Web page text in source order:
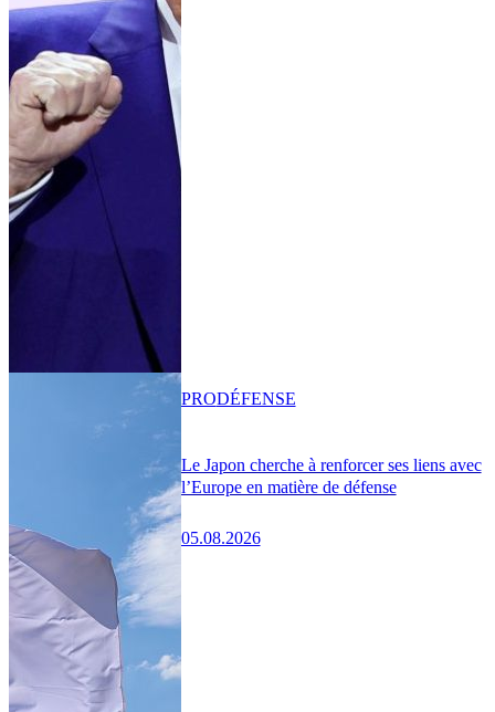
Le Japon cherche à renforcer ses liens avec
l’Europe en matière de défense
05.08.2026
PRODÉFENSE